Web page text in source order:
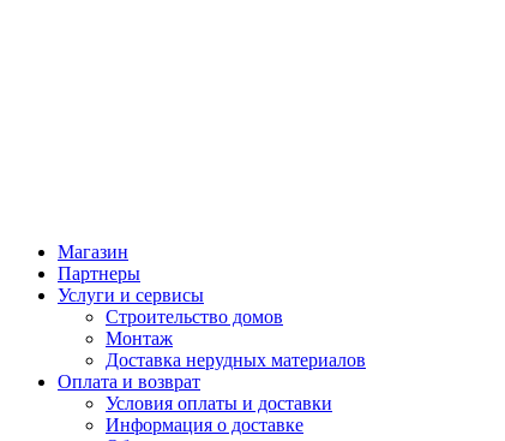
Магазин
Партнеры
Услуги и сервисы
Строительство домов
Монтаж
Доставка нерудных материалов
Оплата и возврат
Условия оплаты и доставки
Информация о доставке